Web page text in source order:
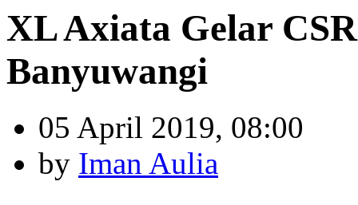
XL Axiata Gelar
Banyuwangi
05 April 2019, 08:00
by Iman Aulia